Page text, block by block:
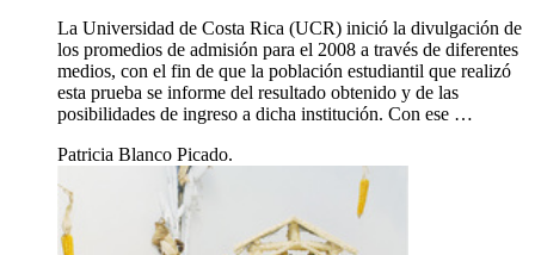
La Universidad de Costa Rica (UCR) inició la divulgación de
los promedios de admisión para el 2008 a través de diferentes
medios, con el fin de que la población estudiantil que realizó
esta prueba se informe del resultado obtenido y de las
posibilidades de ingreso a dicha institución. Con ese …
Patricia Blanco Picado.